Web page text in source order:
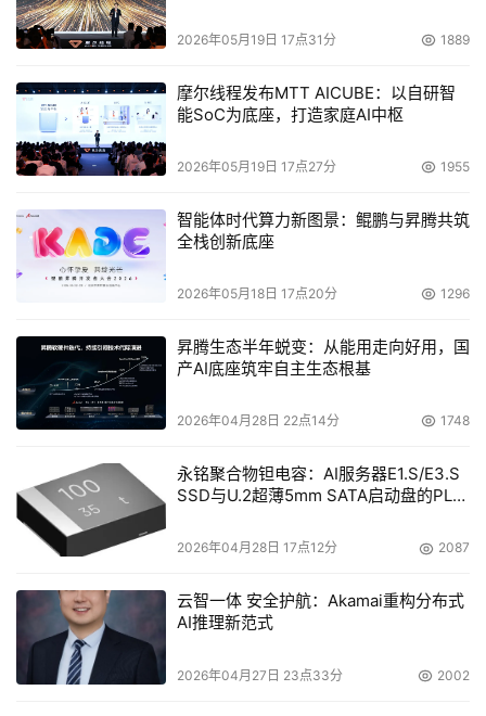
在短短的三周内成功地完成了研发和启动运营。这一解决方
案采用了基于Java的技术，基于UltraSPARC的Sun服务
器，以及Solaris 10操作系统等。
本文来源于DOIT传媒，文章内容仅供参考，不构成投资建议。
2026年05月19日 17点31分 1889
摩尔线程发布MTT AICUBE：以自研智
能SoC为底座，打造家庭AI中枢
2026年05月19日 17点27分 1955
智能体时代算力新图景：鲲鹏与昇腾共筑
全栈创新底座
2026年05月18日 17点20分 1296
昇腾生态半年蜕变：从能用走向好用，国
产AI底座筑牢自主生态根基
2026年04月28日 22点14分 1748
永铭聚合物钽电容：AI服务器E1.S/E3.S
SSD与U.2超薄5mm SATA启动盘的PLP
2026年04月28日 17点12分 2087
云智一体 安全护航：Akamai重构分布式
AI推理新范式
2026年04月27日 23点33分 2002